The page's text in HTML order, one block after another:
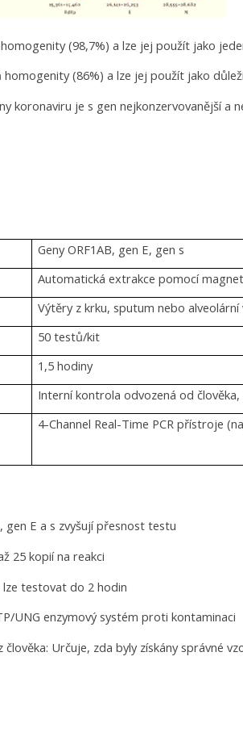
(98,7%) a lze jej použít jako
homogenity (86%) a lze jej použít jako
koronaviru je s gen nejkonzervovanější a
Geny ORF1AB, gen E, gen s
Automatická extrakce pomocí
Výtěry z krku, sputum nebo
50 testů/kit
1,5 hodiny
Interní kontrola odvozená od
4-Channel Real-Time PCR přístroje
gen E a s zvyšují přesnost testu
25 kopií na reakci
lze testovat do 2 hodin
UNG enzymový systém proti kontaminaci
člověka: Určuje, zda byly získány správné